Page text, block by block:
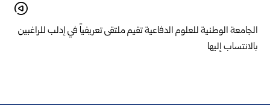
الجامعة الوطنية للعلوم الدفاعية تقيم ملتقى تعريفياً في إدلب للراغبين
بالانتساب إليها